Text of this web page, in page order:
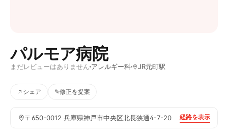
パルモア病院
まだレビューはありません アレルギー科 JR元町駅
シェア ✎修正を提案
〒650-0012 兵庫県神戸市中央区北長狭通4-7-20 経路を表示